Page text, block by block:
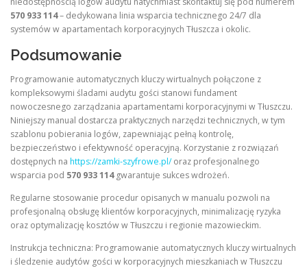
570 933 114– dedykowana linia wsparcia technicznego 24/7 dla
systemów w apartamentach korporacyjnych Tłuszcza i okolic.
Podsumowanie
Programowanie automatycznych kluczy wirtualnych połączone z
kompleksowymi śladami audytu gości stanowi fundament
nowoczesnego zarządzania apartamentami korporacyjnymi w Tłuszczu.
Niniejszy manual dostarcza praktycznych narzędzi technicznych, w tym
szablonu pobierania logów, zapewniając pełną kontrolę,
bezpieczeństwo i efektywność operacyjną. Korzystanie z rozwiązań
dostępnych na https://zamki-szyfrowe.pl/oraz profesjonalnego
wsparcia pod 570 933 114gwarantuje sukces wdrożeń.
Regularne stosowanie procedur opisanych w manualu pozwoli na
profesjonalną obsługę klientów korporacyjnych, minimalizację ryzyka
oraz optymalizację kosztów w Tłuszczu i regionie mazowieckim.
Instrukcja techniczna: Programowanie automatycznych kluczy wirtualnych
i śledzenie audytów gości w korporacyjnych mieszkaniach w Tłuszczu